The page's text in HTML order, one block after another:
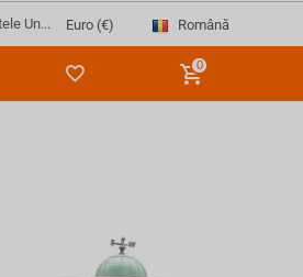
Un... Euro (€) Română
0